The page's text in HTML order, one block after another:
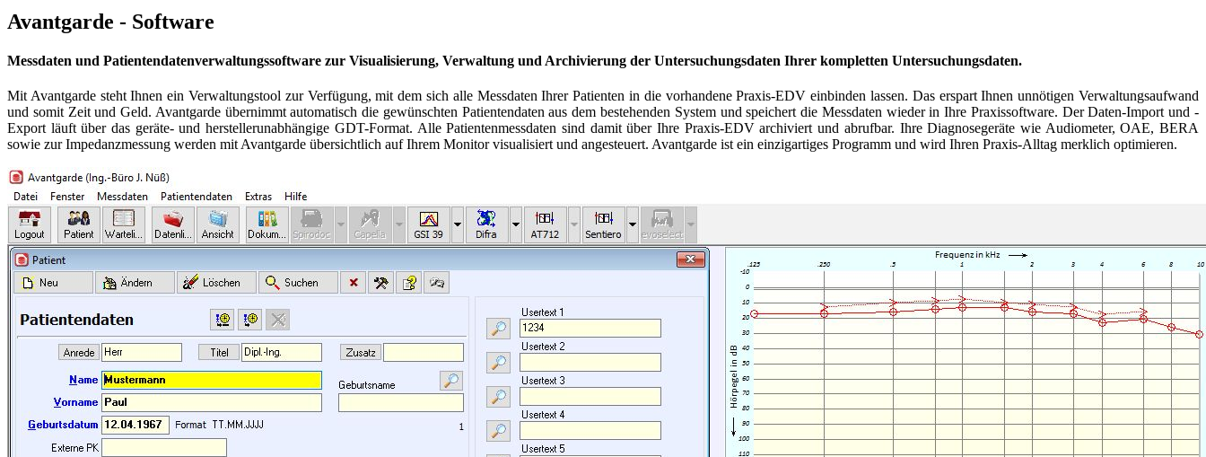
Avantgarde - Software
Messdaten und Patientendatenverwaltungssoftware zur Visualisierung, Verwaltung und Archivierung der Untersuchungsdaten Ihrer kompletten Untersuchungsdaten.
Mit Avantgarde steht Ihnen ein Verwaltungstool zur Verfügung, mit dem sich alle Messdaten Ihrer Patienten in die vorhandene Praxis-EDV einbinden lassen. Das erspart Ihnen unnötigen Verwaltungsaufwand
und somit Zeit und Geld. Avantgarde übernimmt automatisch die gewünschten Patientendaten aus dem bestehenden System und speichert die Messdaten wieder in Ihre Praxissoftware. Der Daten-Import und -
Export läuft über das geräte- und herstellerunabhängige GDT-Format. Alle Patientenmessdaten sind damit über Ihre Praxis-EDV archiviert und abrufbar. Ihre Diagnosegeräte wie Audiometer, OAE, BERA
sowie zur Impedanzmessung werden mit Avantgarde übersichtlich auf Ihrem Monitor visualisiert und angesteuert. Avantgarde ist ein einzigartiges Programm und wird Ihren Praxis-Alltag merklich optimieren.